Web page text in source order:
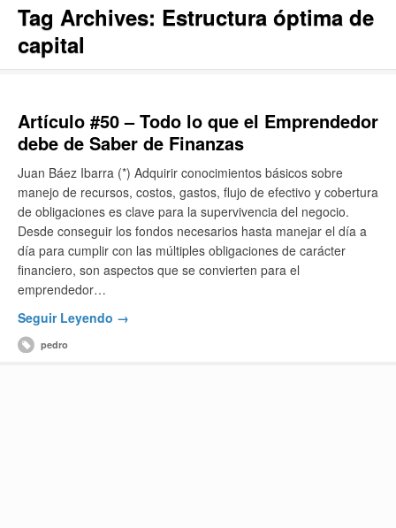
Tag Archives: Estructura óptima de
capital
Artículo #50 – Todo lo que el Emprendedor
debe de Saber de Finanzas
Juan Báez Ibarra (*) Adquirir conocimientos básicos sobre
manejo de recursos, costos, gastos, flujo de efectivo y cobertura
de obligaciones es clave para la supervivencia del negocio.
Desde conseguir los fondos necesarios hasta manejar el día a
día para cumplir con las múltiples obligaciones de carácter
financiero, son aspectos que se convierten para el
emprendedor…
Seguir Leyendo →
pedro